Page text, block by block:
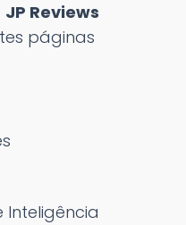
JP Reviews
páginas
Inteligência